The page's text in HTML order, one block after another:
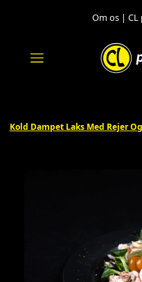
Om os | CL
Menu
Kold Dampet Laks Med Rejer